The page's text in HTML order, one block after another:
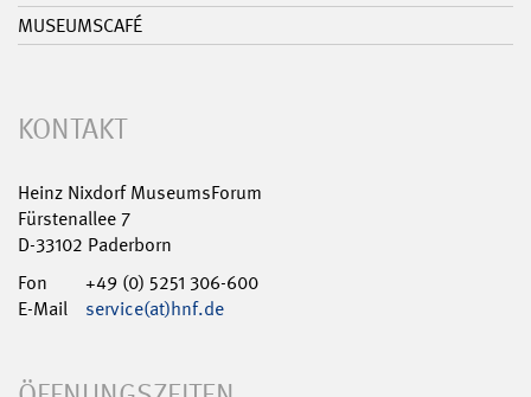
MUSEUMSCAFÉ
KONTAKT
Heinz Nixdorf MuseumsForum
Fürstenallee 7
D-33102 Paderborn
Fon
+49 (0) 5251 306-600
E-Mail
service(at)hnf.de